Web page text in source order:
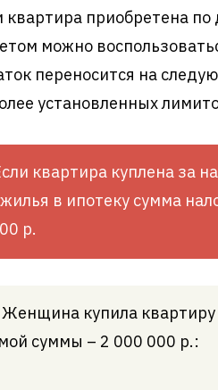
квартира приобретена
можно
переносится на
установленных
квартира куплена за
в ипотеку сумма
р.
Женщина купила квартиру
суммы – 2 000 000 р.: